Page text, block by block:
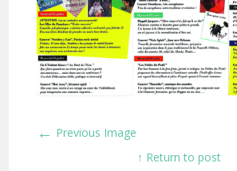
← Previous Image
↑ Return to post